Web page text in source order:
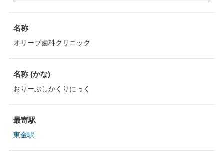
名称
オリーブ歯科クリニック
名称 (かな)
おりーぶしかくりにっく
最寄駅
東金駅